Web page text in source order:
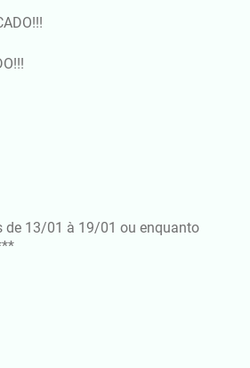
de 13/01 à 19/01 ou enquanto